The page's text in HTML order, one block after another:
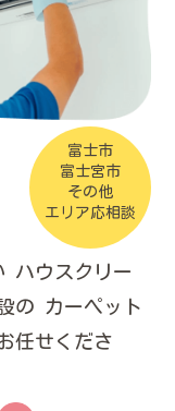
富士市
富士宮市
その他
エリア応相談
ハウスクリー
の カーペット
任せくださ